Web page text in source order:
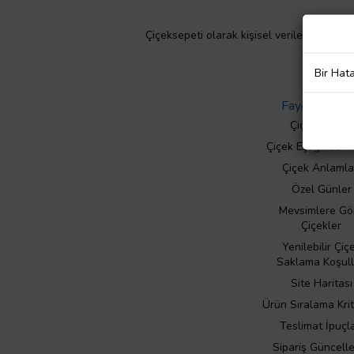
Çiçeksepeti olarak kişisel verilerinizin
Faydalı Bilgiler
Çiçek Bakımı
Çiçek Eşliğinde
Çiçek
Özel Günler
Mevsimlere
Çiçekler
Yenilebilir
Saklama
Site Haritası
Ürün Sıralama
Teslimat
Sipariş
Bir